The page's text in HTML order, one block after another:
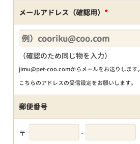
メールアドレス（確認用） *
（確認のため同じ物を入力）
jimu@pet-coo.comからメールをお送りします。
こちらのアドレスの受信設定をお願いします。
郵便番号
〒 -